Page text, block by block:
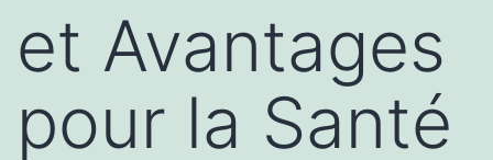
et Avantages
pour la Santé